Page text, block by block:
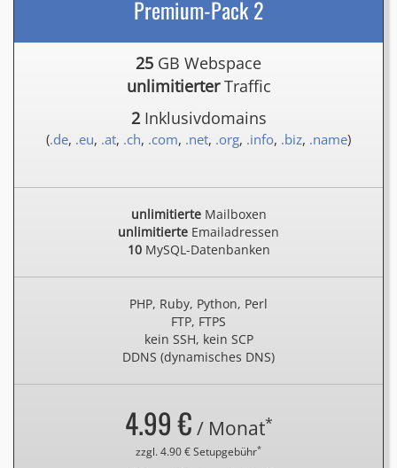
Premium-Pack 2
25 GB Webspace
unlimitierterTraffic
2Inklusivdomains
(.de, .eu, .at, .ch, .com, .net, .org, .info, .biz, .name)
unlimitierteMailboxen
unlimitierte Emailadressen
10MySQL-Datenbanken
PHP, Ruby, Python, Perl
FTP, FTPS
kein SSH, kein SCP
DDNS (dynamisches DNS)
4.99 € / Monat*
zzgl. 4.90 € Setupgebühr*